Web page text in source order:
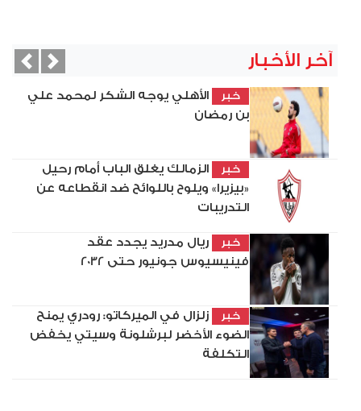
آخر الأخبار
خبر
الأهلي يوجه الشكر لمحمد علي
بن رمضان
خبر
الزمالك يغلق الباب أمام رحيل
«بيزيرا» ويلوح باللوائح ضد انقطاعه عن
التدريبات
خبر
ريال مدريد يجدد عقد
فينيسيوس جونيور حتى 2032
خبر
زلزال في الميركاتو: رودري يمنح
الضوء الأخضر لبرشلونة وسيتي يخفض
التكلفة
Next